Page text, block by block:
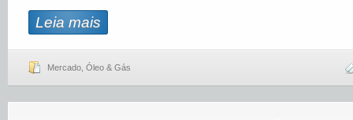
Leia mais
Mercado Óleo & Gás